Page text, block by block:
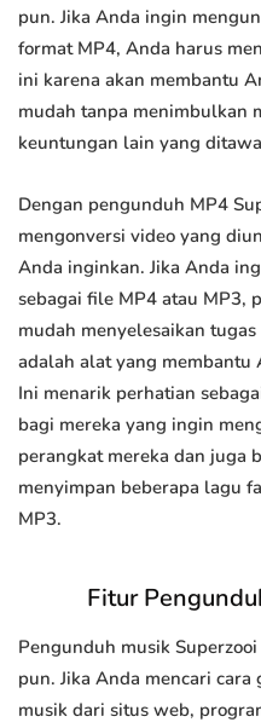
pun. Jika Anda ingin
format MP4, Anda harus
ini karena akan membantu
mudah tanpa menimbulkan
keuntungan lain yang
Dengan pengunduh MP4
mengonversi video yang
Anda inginkan. Jika Anda
sebagai file MP4 atau MP3,
mudah menyelesaikan
adalah alat yang membantu
Ini menarik perhatian
bagi mereka yang ingin
perangkat mereka dan juga
menyimpan beberapa lagu
MP3.
Fitur
Pengunduh musik
pun. Jika Anda mencari
musik dari situs web,